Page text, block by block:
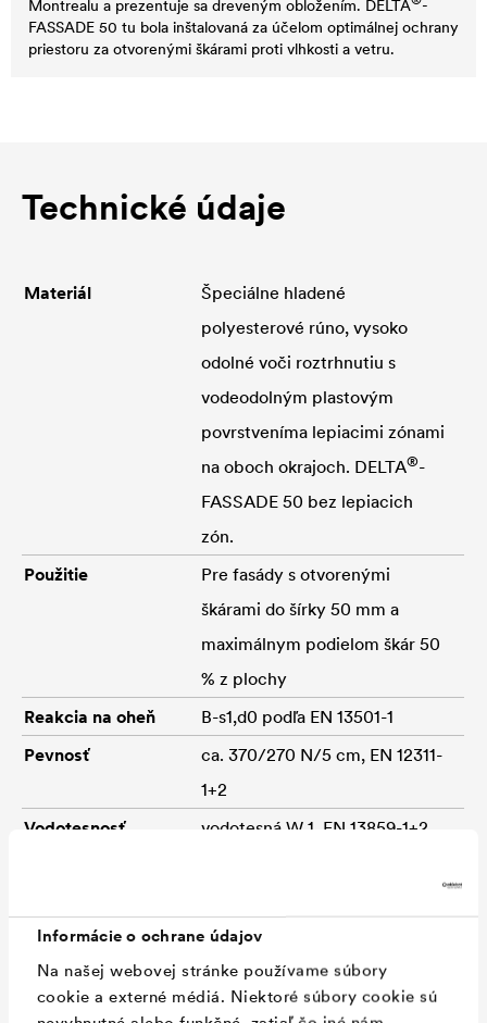
Informácie o ochrane údajov
Na našej webovej stránke používame súbory
cookie a externé médiá. Niektoré súbory cookie sú
Montrealu a prezentuje sa dreveným obložením. DELTA
-
FASSADE 50 tu bola inštalovaná za účelom optimálnej ochrany
priestoru za otvorenými škárami proti vlhkosti a vetru.
Technické údaje
Materiál
Špeciálne hladené
polyesterové rúno, vysoko
odolné voči roztrhnutiu s
vodeodolným plastovým
povrstveníma lepiacimi zónami
na oboch okrajoch. DELTA®-
FASSADE 50 bez lepiacich
zón.
Použitie
Pre fasády s otvorenými
škárami do šírky 50 mm a
maximálnym podielom škár 50
% z plochy
Reakcia na oheň
B-s1,d0 podľa EN 13501-1
Pevnosť
ca. 370/270 N/5 cm, EN 12311-
1+2
Vodotesnosť
vodotesná W 1, EN 13859-1+2
Paropriepustnosť
ca. 0,028 m²hPa/mg
Plošná hmotnosť
ca. 270 g/m²
Hmotnosť rolky
ca. 20 kg